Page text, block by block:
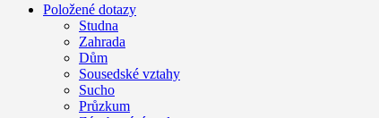
Položené dotazy
Studna
Zahrada
Dům
Sousedské vztahy
Sucho
Průzkum